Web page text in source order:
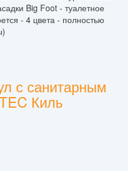
Big Foot - туалетное
- 4 цвета - полностью
с санитарным
Киль